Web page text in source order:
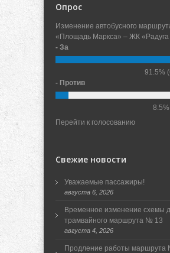
Опрос
Изменение автобусного
«Площадь Маркса» – ЖК
- За
91.5%
- Против
8.5%
Перейти к голосованию
Свежие новости
Уважаемые пассажиры!
августа 6, 2026
Временное изменение схемы
трамвайного маршрута № 13
августа 4, 2026
Продление работы маршрута